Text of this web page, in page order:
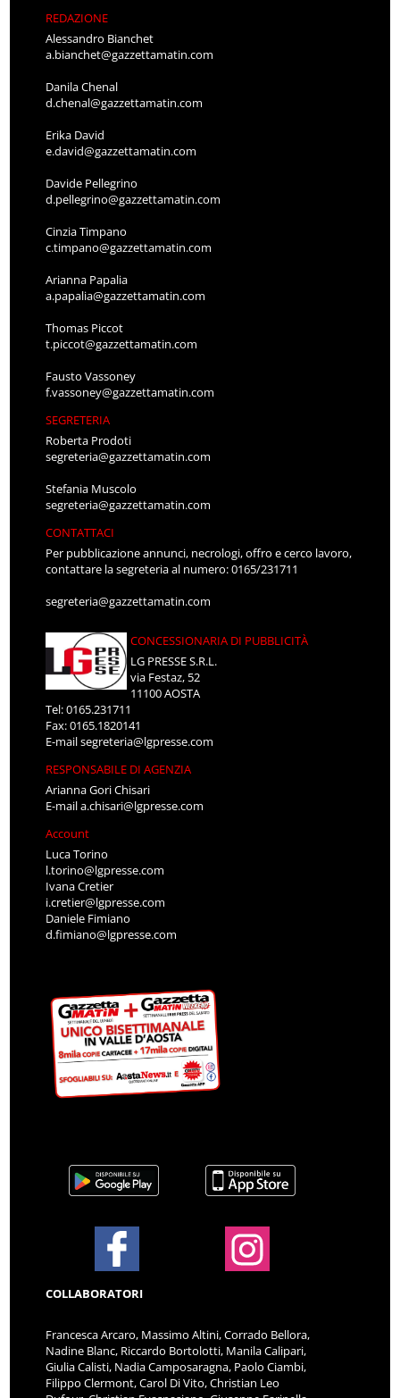
REDAZIONE
Alessandro Bianchet
a.bianchet@gazzettamatin.com
Danila Chenal
d.chenal@gazzettamatin.com
Erika David
e.david@gazzettamatin.com
Davide Pellegrino
d.pellegrino@gazzettamatin.com
Cinzia Timpano
c.timpano@gazzettamatin.com
Arianna Papalia
a.papalia@gazzettamatin.com
Thomas Piccot
t.piccot@gazzettamatin.com
Fausto Vassoney
f.vassoney@gazzettamatin.com
SEGRETERIA
Roberta Prodoti
segreteria@gazzettamatin.com
Stefania Muscolo
segreteria@gazzettamatin.com
CONTATTACI
Per pubblicazione annunci, necrologi, offro e cerco lavoro,
contattare la segreteria al numero: 0165/231711
segreteria@gazzettamatin.com
CONCESSIONARIA DI PUBBLICITÀ
LG PRESSE S.R.L.
via Festaz, 52
11100 AOSTA
Tel: 0165.231711
Fax: 0165.1820141
E-mailsegreteria@lgpresse.com
RESPONSABILE DI AGENZIA
Arianna Gori Chisari
E-maila.chisari@lgpresse.com
Account
Luca Torino
l.torino@lgpresse.com
Ivana Cretier
i.cretier@lgpresse.com
Daniele Fimiano
d.fimiano@lgpresse.com
COLLABORATORI
Francesca Arcaro, Massimo Altini, Corrado Bellora,
Nadine Blanc, Riccardo Bortolotti, Manila Calipari,
Giulia Calisti, Nadia Camposaragna, Paolo Ciambi,
Filippo Clermont, Carol Di Vito, Christian Leo